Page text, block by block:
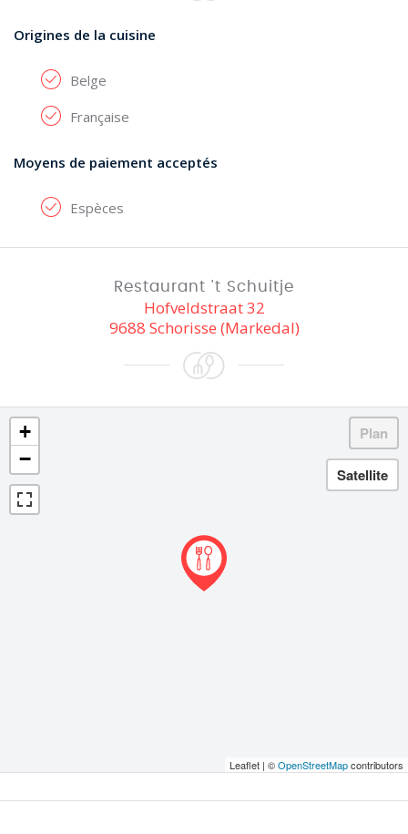
Origines de la cuisine
Belge
Française
Moyens de paiement acceptés
Espèces
Restaurant 't Schuitje
Hofveldstraat 32
9688 Schorisse (Markedal)
+
−
Leaflet | ©OpenStreetMapcontributors